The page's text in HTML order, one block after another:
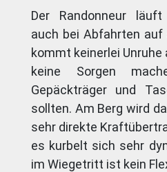
Der Randonneur
auch bei Abfahrten
kommt keinerlei
keine Sorgen
Gepäckträger und
sollten. Am Berg wird
sehr direkte
es kurbelt sich sehr
im Wiegetritt ist kein